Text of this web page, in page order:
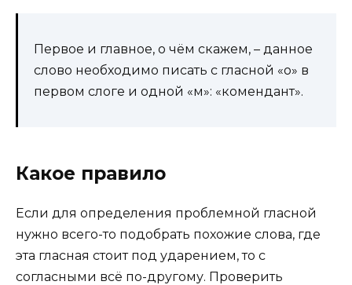
Первое и главное, о чём скажем, – данное
слово необходимо писать с гласной «о» в
первом слоге и одной «м»: «комендант».
Какое правило
Если для определения проблемной гласной
нужно всего-то подобрать похожие слова, где
эта гласная стоит под ударением, то с
согласными всё по-другому. Проверить